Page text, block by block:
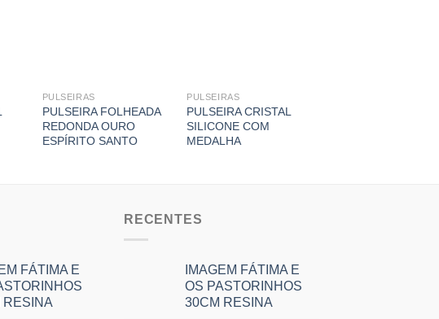
PULSEIRAS
PULSEIRA FOLHEADA
REDONDA OURO
ESPÍRITO SANTO
PULSEIRAS
PULSEIRA CRISTAL
SILICONE COM
MEDALHA
FÁTIMA E
RESINA
RECENTES
IMAGEM FÁTIMA E
OS PASTORINHOS
30CM RESINA